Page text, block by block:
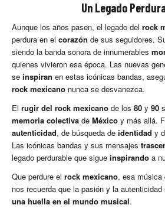
Un Legado
Aunque los años pasen, el legado del rock
perdura en el corazón de sus seguidores.
siendo la banda sonora de innumerables
quienes vivieron esa época. Las nuevas
se inspiran en estas icónicas bandas,
rock mexicano nunca se desvanezca.
El rugir del rock mexicano de los 80 y 90
memoria colectiva de México y más allá.
autenticidad, de búsqueda de identidad y
Las icónicas bandas y sus mensajes
legado perdurable que sigue inspirando a
Que perdure el rock mexicano, esa música
nos recuerda que la pasión y la
una huella en el mundo musical.